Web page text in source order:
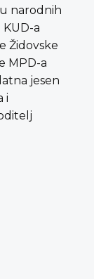
narodnih
a
Židovske
MPD-a
jesen
i